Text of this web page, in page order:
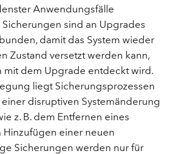
Anwendungsfälle
sind an Upgrades
damit das System wieder
Zustand versetzt werden kann,
mit dem Upgrade entdeckt wird.
liegt Sicherungsprozessen
disruptiven Systemänderung
z. B. dem Entfernen eines
Hinzufügen einer neuen
Sicherungen werden nur für